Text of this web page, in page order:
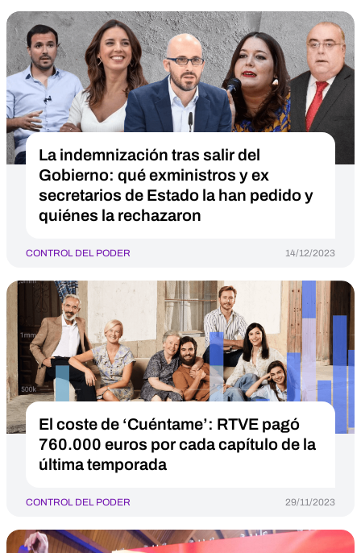
La indemnización tras salir del
Gobierno: qué exministros y ex
secretarios de Estado la han pedido y
quiénes la rechazaron
CONTROL DEL PODER 14/12/2023
El coste de ‘Cuéntame’: RTVE pagó
760.000 euros por cada capítulo de la
última temporada
CONTROL DEL PODER 29/11/2023